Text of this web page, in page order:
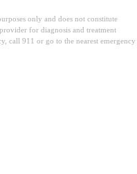
only and does not constitute
for diagnosis and treatment
call 911 or go to the nearest emergency